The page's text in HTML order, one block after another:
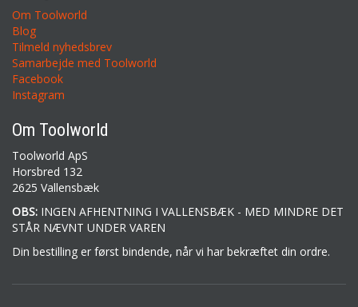
Om Toolworld
Blog
Tilmeld nyhedsbrev
Samarbejde med Toolworld
Facebook
Instagram
Om Toolworld
Toolworld ApS
Horsbred 132
2625 Vallensbæk
OBS: INGEN AFHENTNING I VALLENSBÆK - MED MINDRE DET
STÅR NÆVNT UNDER VAREN
Din bestilling er først bindende, når vi har bekræftet din ordre.